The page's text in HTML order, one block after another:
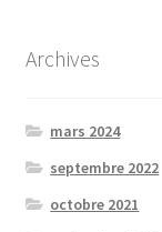
Archives
mars 2024
septembre 2022
octobre 2021